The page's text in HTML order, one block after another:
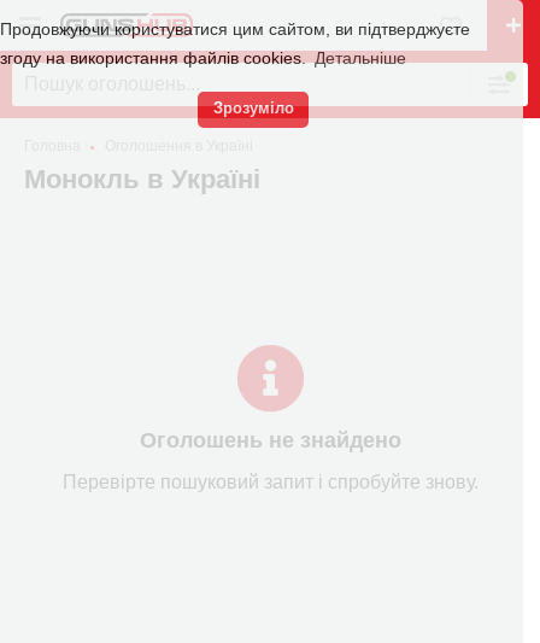
Продовжуючи користуватися цим сайтом, ви підтверджуєте
згоду на використання файлів cookies.
Детальніше
Зрозуміло
Монокль в Україні
Оголошень не знайдено
Перевірте пошуковий запит і спробуйте знову.